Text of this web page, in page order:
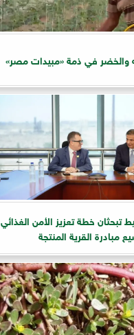
والخضر في ذمة «مبيدات مصر»
تبحثان خطة تعزيز الأمن الغذائي
مبادرة القرية المنتجة